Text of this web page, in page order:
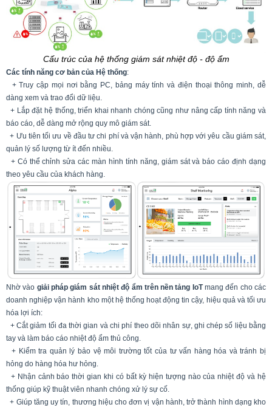
Cấu trúc của hệ thống giám sát nhiệt độ - độ ẩm
Các tính năng cơ bản của Hệ thống:
+ Truy cập mọi nơi bằng PC, bảng máy tính và điện thoại thông minh, dễ
dàng xem và trao đổi dữ liệu.
+ Lắp đặt hệ thống, triển khai nhanh chóng cũng như nâng cấp tính năng và
báo cáo, dễ dàng mở rộng quy mô giám sát.
+ Ưu tiên tối ưu về đầu tư chi phí và vận hành, phù hợp với yêu cầu giám sát,
quản lý số lượng từ ít đến nhiều.
+ Có thể chỉnh sửa các màn hình tính năng, giám sát và báo cáo định dạng
theo yêu cầu của khách hàng.
Nhờ vào giải pháp giám sát nhiệt độ ẩm trên nền tảng IoTmang đến cho các
doanh nghiệp vận hành kho một hệ thống hoạt động tin cậy, hiệu quả và tối ưu
hóa lợi ích:
+ Cắt giảm tối đa thời gian và chi phí theo dõi nhân sự, ghi chép số liệu bằng
tay và làm báo cáo nhiệt độ ẩm thủ công.
+ Kiểm tra quản lý bảo vệ môi trường tốt của tư vấn hàng hóa và tránh bị
hỏng do hàng hóa hư hỏng.
+ Nhận cảnh báo thời gian khi có bất kỳ hiện tượng nào của nhiệt độ và hệ
thống giúp kỹ thuật viên nhanh chóng xử lý sự cố.
+ Giúp tăng uy tín, thương hiệu cho đơn vị vận hành, trở thành hình dạng kho